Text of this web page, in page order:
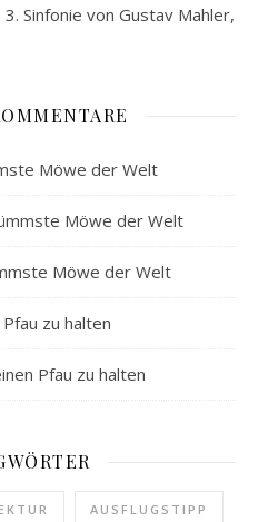
Sinfonie von Gustav Mahler,
Möwe der Welt
Möwe der Welt
Möwe der Welt
zu halten
Pfau zu halten
AUSFLUGSTIPP